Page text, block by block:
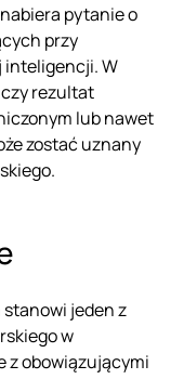
pytanie o
przy
inteligencji. W
rezultat
lub nawet
zostać uznany
jeden z
w
z obowiązującymi